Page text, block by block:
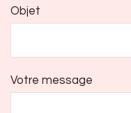
Objet
Votre message